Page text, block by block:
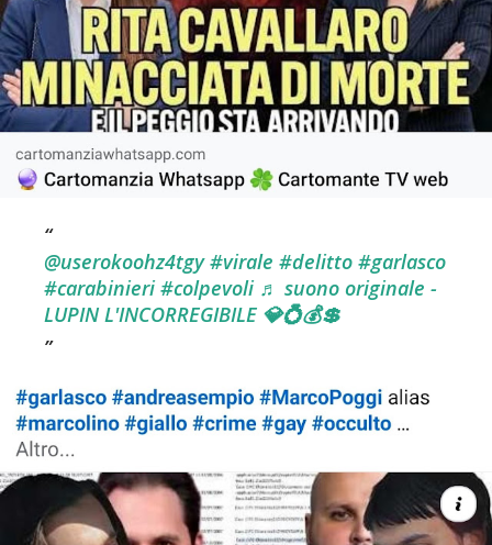
@userokoohz4tgy #virale #delitto #garlasco
#carabinieri #colpevoli ♬ suono originale -
LUPIN L'INCORREGIBILE 💎💍💰💲